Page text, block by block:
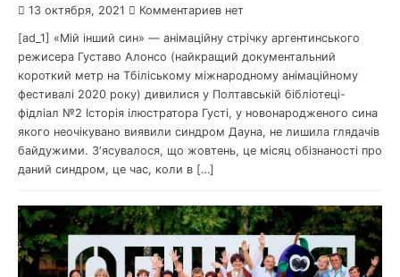
13 октября, 2021 Комментариев нет
[ad_1] «Мій інший син» — анімаційну стрічку аргентинського
режисера Густаво Алонсо (найкращий документальний
короткий метр на Тбіліському міжнародному анімаційному
фестивалі 2020 року) дивилися у Полтавській бібліотеці-
фідліал №2 Історія ілюстратора Густі, у новонародженого сина
якого неочікувано виявили синдром Дауна, не лишила глядачів
байдужими. З‘ясувалося, що жовтень, це місяц обізнаності про
даний синдром, це час, коли в […]